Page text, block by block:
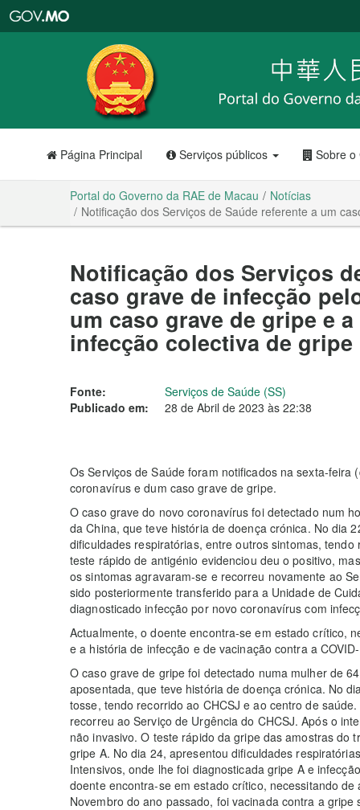
RAE
de
Macau
Página Principal Serviços públicos Sobre
Portal do Governo da RAE de Macau
Notícias
Notificação dos Serviços de Saúde referente a um
Notificação dos Serviços
caso grave de infecção
um caso grave de gripe e
infecção colectiva de gripe
Fonte:
Serviços de Saúde (SS)
Publicado em:
28 de Abril de 2023 às 22:38
Os Serviços de Saúde foram notificados na sexta-feira
coronavírus e dum caso grave de gripe.
O caso grave do novo coronavírus foi detectado num
da China, que teve história de doença crónica. No dia
dificuldades respiratórias, entre outros sintomas,
teste rápido de antigénio evidenciou deu o positivo,
os sintomas agravaram-se e recorreu novamente ao
sido posteriormente transferido para a Unidade de
diagnosticado infecção por novo coronavírus com
Actualmente, o doente encontra-se em estado crítico,
e a história de infecção e de vacinação contra a
O caso grave de gripe foi detectado numa mulher de
aposentada, que teve história de doença crónica. No
tosse, tendo recorrido ao CHCSJ e ao centro de
recorreu ao Serviço de Urgência do CHCSJ. Após o
não invasivo. O teste rápido da gripe das amostras do
gripe A. No dia 24, apresentou dificuldades
Intensivos, onde lhe foi diagnosticada gripe A e
doente encontra-se em estado crítico, necessitando
Novembro do ano passado, foi vacinada contra a gripe